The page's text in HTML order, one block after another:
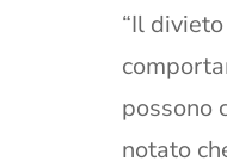
“Il
possono
notato